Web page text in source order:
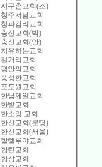
지구촌교회(조)
청주서남교회
청파감리교회
충신교회(박)
충신교회(안)
치유하는교회
캘거리교회
평안의교회
풍성한교회
포도원교회
한남제일교회
한밭교회
한소망 교회
한신교회(분당)
한신교회(서울)
할렐루야교회
향린교회
향상교회